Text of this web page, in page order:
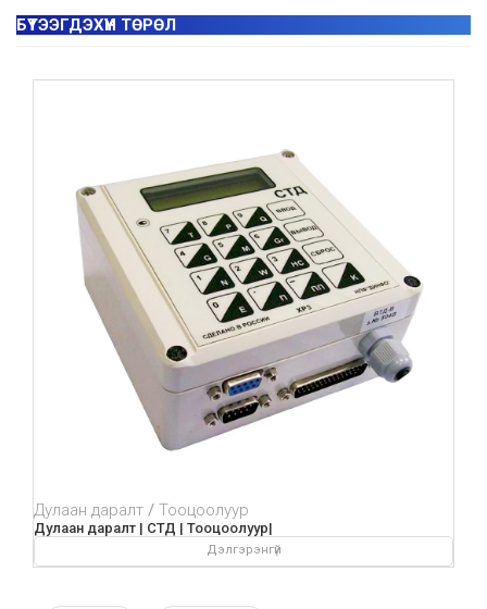
холбоотой сургалт, зөвлөгөө өгч засвар үйлчилгээний төвөөр
дамжуулж борлуулалтын дараах үйлчилгээг мэргэжлийн өндөр
Дулаан даралт Тооцоолуур
Дулаан даралт | СТД | Тооцоолуур|
Дэлгэрэнгүй